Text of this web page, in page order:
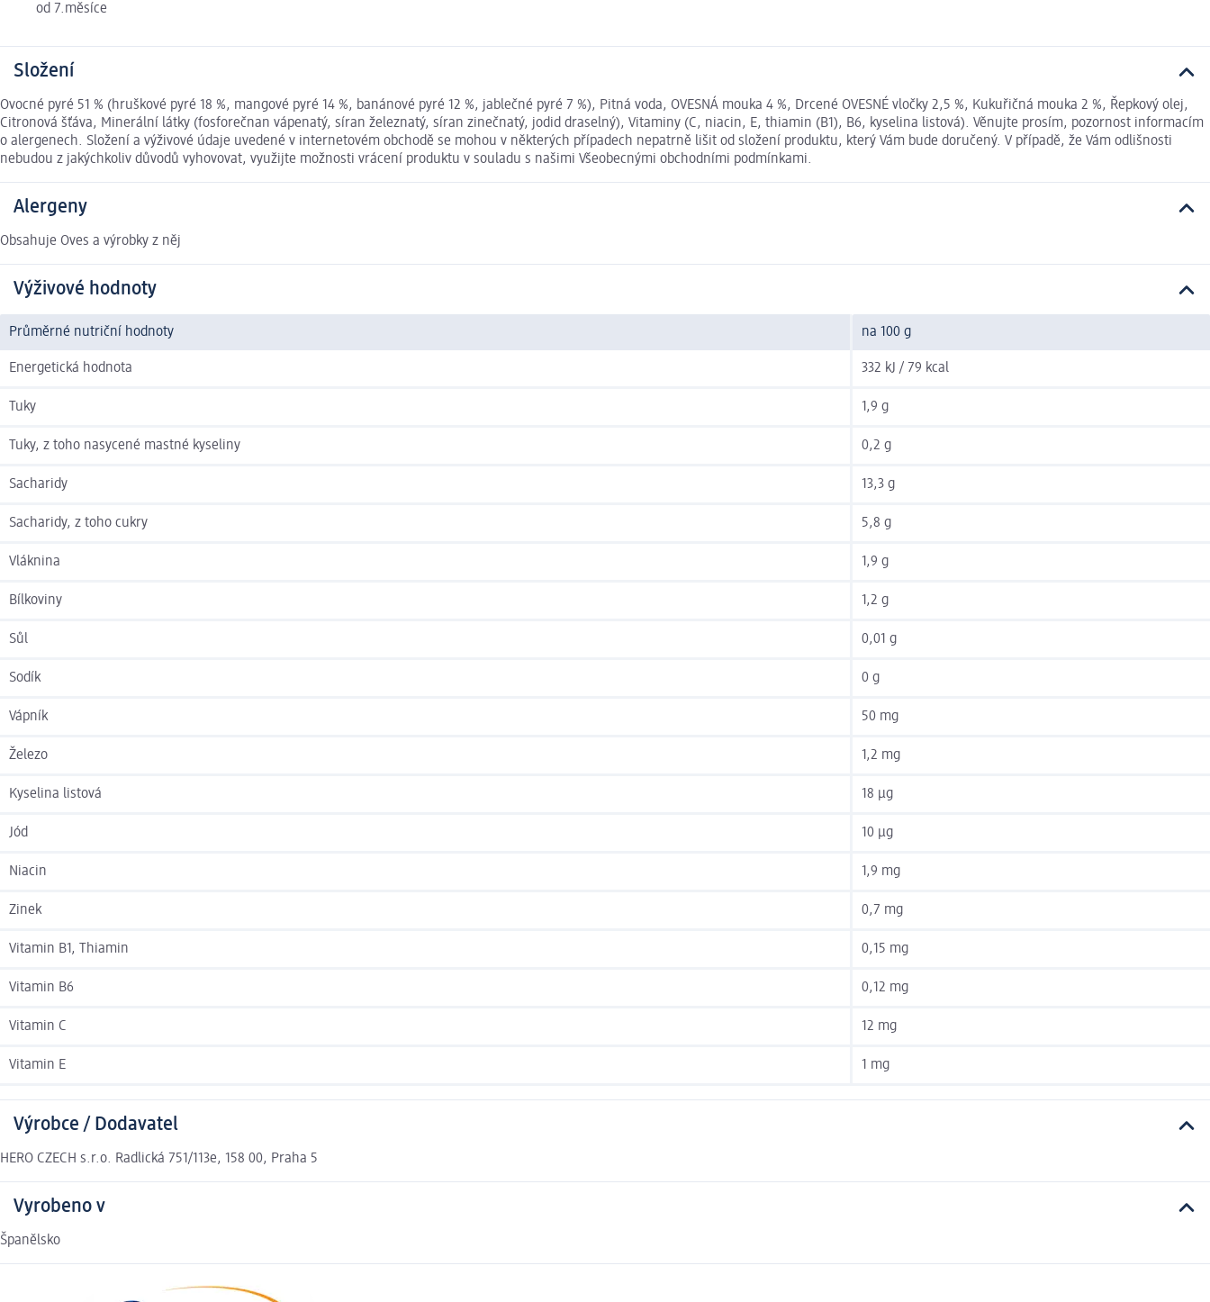
od 7.měsíce
Složení
Ovocné pyré 51 % (hruškové pyré 18 %, mangové pyré 14 %, banánové pyré 12 %, jablečné pyré 7 %), Pitná voda, OVESNÁ mouka 4 %, Drcené OVESNÉ vločky 2,5 %, Kukuřičná mouka 2 %, Řepkový olej,
Citronová šťáva, Minerální látky (fosforečnan vápenatý, síran železnatý, síran zinečnatý, jodid draselný), Vitaminy (C, niacin, E, thiamin (B1), B6, kyselina listová). Věnujte prosím, pozornost informacím
o alergenech. Složení a výživové údaje uvedené v internetovém obchodě se mohou v některých případech nepatrně lišit od složení produktu, který Vám bude doručený. V případě, že Vám odlišnosti
nebudou z jakýchkoliv důvodů vyhovovat, využijte možnosti vrácení produktu v souladu s našimi Všeobecnými obchodními podmínkami.
Alergeny
Obsahuje Oves a výrobky z něj
Výživové hodnoty
Průměrné nutriční hodnoty na 100 g
Energetická hodnota 332 kJ / 79 kcal
Tuky 1,9 g
Tuky, z toho nasycené mastné kyseliny 0,2 g
Sacharidy 13,3 g
Sacharidy, z toho cukry 5,8 g
Vláknina 1,9 g
Bílkoviny 1,2 g
Sůl 0,01 g
Sodík 0 g
Vápník 50 mg
Železo 1,2 mg
Kyselina listová 18 µg
Jód 10 µg
Niacin 1,9 mg
Zinek 0,7 mg
Vitamin B1, Thiamin 0,15 mg
Vitamin B6 0,12 mg
Vitamin C 12 mg
Vitamin E 1 mg
Výrobce / Dodavatel
HERO CZECH s.r.o. Radlická 751/113e, 158 00, Praha 5
Vyrobeno v
Španělsko